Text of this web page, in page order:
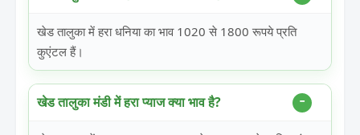
खेड तालुका में हरा धनिया का भाव 1020 से 1800 रूपये प्रति
कुएंटल हैं।
खेड तालुका मंडी में हरा प्याज क्या भाव है?